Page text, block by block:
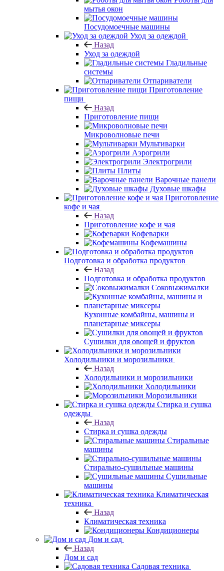
мытья окон
Посудомоечные машины
Уход за одеждой
Назад
Уход за одеждой
Гладильные
системы
Отпариватели
Приготовление
пищи
Назад
Приготовление пищи
Микроволновые печи
Мультиварки
Аэрогрили
Электрогрили
Плиты
Варочные панели
Духовые шкафы
Приготовление
кофе и чая
Назад
Приготовление кофе и чая
Кофеварки
Кофемашины
Подготовка и обработка продуктов
Назад
Подготовка и обработка продуктов
Соковыжималки
Кухонные комбайны, машины и
планетарные миксеры
Сушилки для овощей и фруктов
Холодильники и морозильники
Назад
Холодильники и морозильники
Холодильники
Морозильники
Стирка и сушка
одежды
Назад
Стирка и сушка одежды
Стиральные
машины
Стирально-сушильные машины
Сушильные
машины
Климатическая
техника
Назад
Климатическая техника
Кондиционеры
Дом и сад
Назад
Дом и сад
Садовая техника